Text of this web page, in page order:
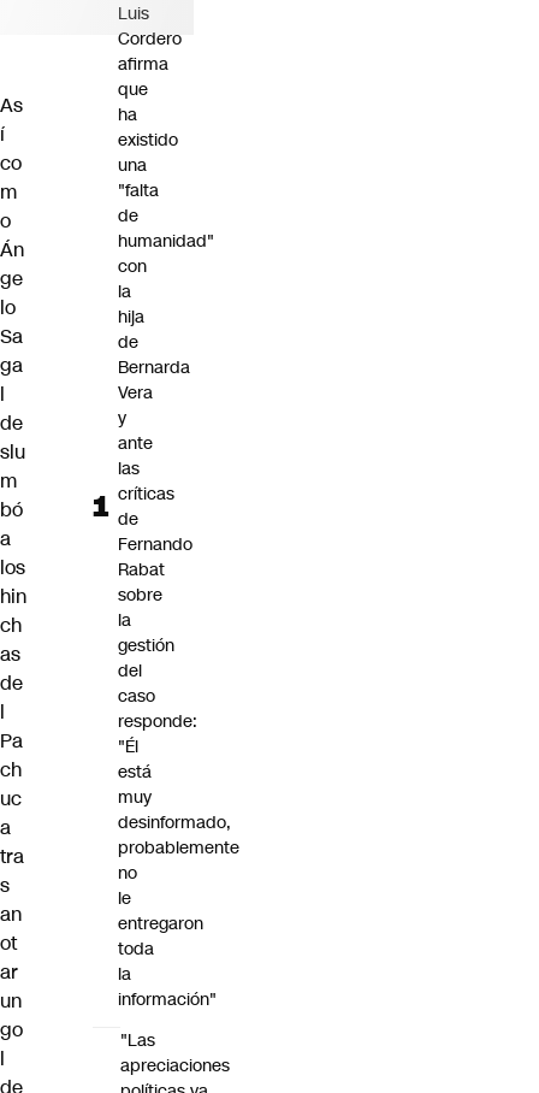
As
í
co
m
o
Án
ge
lo
Sa
ga
l
de
slu
m
bó
a
los
hin
ch
as
de
l
Pa
ch
uc
a
tra
s
an
ot
ar
un
go
l
de
Luis
Cordero
afirma
que
ha
existido
una
"falta
de
humanidad"
con
la
hija
de
Bernarda
Vera
y
ante
las
críticas
de
Fernando
Rabat
sobre
la
gestión
del
caso
responde:
"Él
está
muy
desinformado,
probablemente
no
le
entregaron
toda
la
información"
"Las
apreciaciones